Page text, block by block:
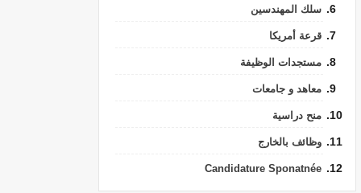
سلك المهندسين
قرعة أمريكا
مستجدات الوظيفة
معاهد و جامعات
منح دراسية
وظائف بالخارج
Candidature Sponatnée